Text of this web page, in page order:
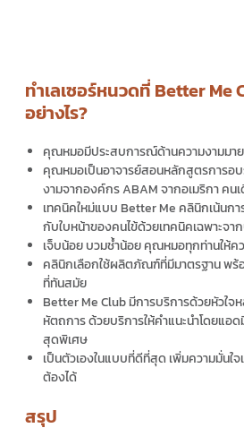
ทำเลเซอร์หนวดที่ Better Me
อย่างไร?
คุณหมอมีประสบการณ์ด้านความงามมาย
คุณหมอเป็นอาจารย์สอนหลักสูตรการอ
งามจากองค์กร ABAM จากอเมริกา คนเ
เทคนิคใหม่แบบ Better Me คลินิกเน้นก
กับใบหน้าของคนไข้ด้วยเทคนิคเฉพาะจา
เจ็บน้อย บวมช้ำน้อย คุณหมอทุกท่านให้
คลินิกเลือกใช้ผลิตภัณฑ์ที่มีมาตรฐาน พร้
ที่ทันสมัย
Better Me Club มีการบริการด้วยหัวใจ
หัตถการ ด้วยบริการให้คำแนะนำโดยแอ
สุดพิเศษ
เป็นตัวเองในแบบที่ดีที่สุด เพิ่มความมั่นใ
ต้องได้
สรุป